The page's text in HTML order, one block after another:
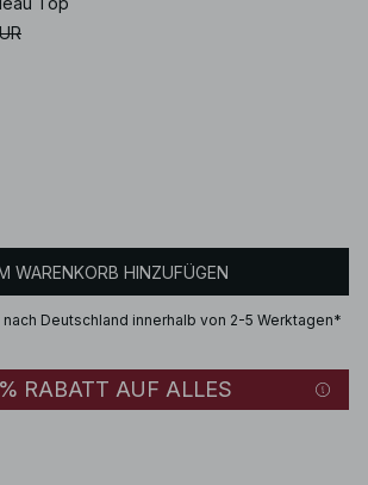
WARENKORB HINZUFÜGEN
Deutschland innerhalb von 2-5 Werktagen*
RABATT AUF ALLES